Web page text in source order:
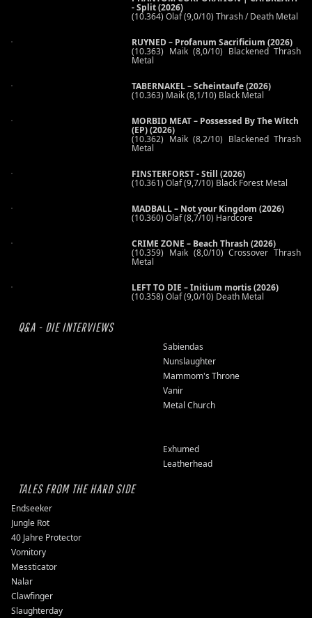
- Split (2026)
(10.364) Olaf (9,0/10) Thrash / Death Metal
RUYNED – Profanum Sacrificium (2026)
(10.363) Maik (8,0/10) Blackened Thrash
Metal
TABERNAKEL – Scheintaufe (2026)
(10.363) Maik (8,1/10) Black Metal
MORBID MEAT – Possessed By The Witch
(EP) (2026)
(10.362) Maik (8,2/10) Blackened Thrash
Metal
FINSTERFORST - Still (2026)
(10.361) Olaf (9,7/10) Black Forest Metal
MADBALL – Not your Kingdom (2026)
(10.360) Olaf (8,7/10) Hardcore
CRIME ZONE – Beach Thrash (2026)
(10.359) Maik (8,0/10) Crossover Thrash
Metal
LEFT TO DIE – Initium mortis (2026)
(10.358) Olaf (9,0/10) Death Metal
Q&A - DIE INTERVIEWS
Sabiendas
Nunslaughter
Mammom's Throne
Vanir
Metal Church
Exhumed
Leatherhead
TALES FROM THE HARD SIDE
Endseeker
Jungle Rot
40 Jahre Protector
Vomitory
Messticator
Nalar
Clawfinger
Slaughterday